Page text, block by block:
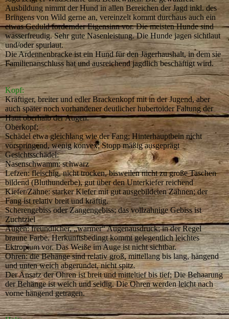
Ausbildung nimmt der Hund in allen Bereichen der Jagd inkl. des
Bringens von Wild gerne an, vereinzelt kommt durchaus auch ein
etwas Geduld fordernder Eigensinn vor. Die meisten Hunde sind
wasserfreudig. Sehr gute Nasenleistung. Die Hunde jagen sichtlaut
und/oder spurlaut.
Die Ardennenbracke ist ein Hund für den Jägerhaushalt, in dem sie
Familienanschluss hat und ausreichend jagdlich beschäftigt wird.
Kopf:
Kräftiger, breiter und edler Brackenkopf mit in der Jugend, aber
auch später noch vorhandener deutlicher hubertoider Faltung der
Haut oberhalb der Augen.
Oberkopf:
Schädel etwa gleichlang wie der Fang; Hinterhauptbein nicht
vorspringend, wenig konvex; Stopp mäßig ausgeprägt
Gesichtsschädel:
Nasenschwamm: schwarz
Lefzen: fleischig, nicht trocken, bisweilen nicht zu große Taschen
bildend (Bluthunderbe), gut über den Unterkiefer reichend
Kiefer/Zähne: starker Kiefer mit gut ausgebildeten Zähnen; der
Fang ist relativ breit und kräftig.
Scherengebiss oder Zangengebiss; das vollzahnige Gebiss ist
Zuchtziel
Augen: freundlicher, „warmer“ Augenausdruck; in der Regel
braune Farbe. Herkunftsbedingt kommt gelegentlich leichtes
Ektropium vor. Das Weiße im Auge ist nicht sichtbar.
Ohren: die Behänge sind relativ groß, mittellang bis lang, hängend
und unten weich abgerundet, nicht spitz.
Der Ansatz der Ohren ist breit und mitteltief bis tief; Die Behaarung
der Behänge ist weich und seidig. Die Ohren werden leicht nach
vorne hängend getragen.